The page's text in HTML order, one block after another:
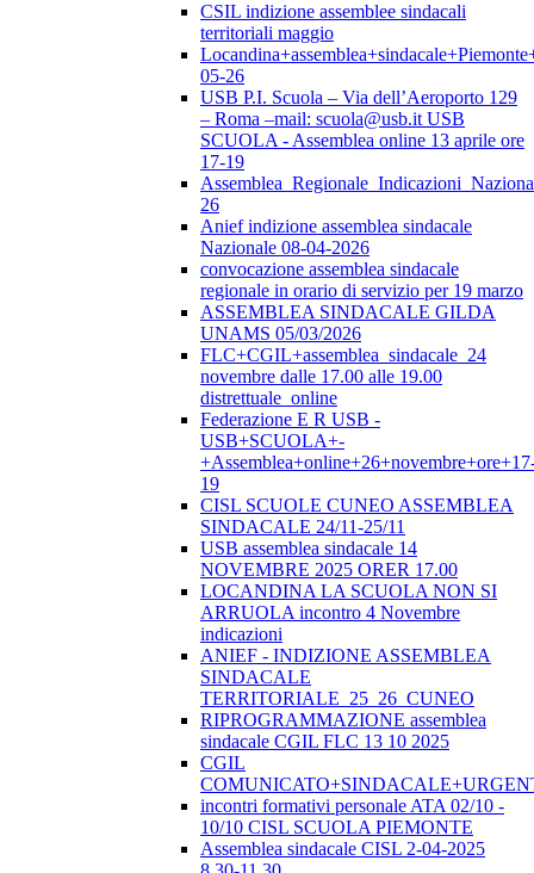
CSIL indizione assemblee sindacali
territoriali maggio
05-26
USB P.I. Scuola – Via dell’Aeroporto 129
– Roma –mail: scuola@usb.it USB
SCUOLA - Assemblea online 13 aprile ore
17-19
26
Anief indizione assemblea sindacale
Nazionale 08-04-2026
convocazione assemblea sindacale
regionale in orario di servizio per 19 marzo
ASSEMBLEA SINDACALE GILDA
UNAMS 05/03/2026
FLC+CGIL+assemblea_sindacale_24
novembre dalle 17.00 alle 19.00
distrettuale_online
Federazione E R USB -
USB+SCUOLA+-
19
CISL SCUOLE CUNEO ASSEMBLEA
SINDACALE 24/11-25/11
USB assemblea sindacale 14
NOVEMBRE 2025 ORER 17.00
LOCANDINA LA SCUOLA NON SI
ARRUOLA incontro 4 Novembre
indicazioni
ANIEF - INDIZIONE ASSEMBLEA
SINDACALE
TERRITORIALE_25_26_CUNEO
RIPROGRAMMAZIONE assemblea
sindacale CGIL FLC 13 10 2025
CGIL
incontri formativi personale ATA 02/10 -
10/10 CISL SCUOLA PIEMONTE
Assemblea sindacale CISL 2-04-2025